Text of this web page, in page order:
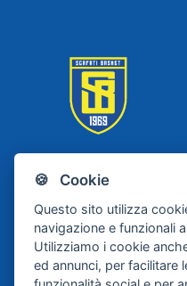
🍪 Cookie
Questo sito utilizza
navigazione e funzionali
Utilizziamo i cookie
ed annunci, per facilitare
Scafati Basket